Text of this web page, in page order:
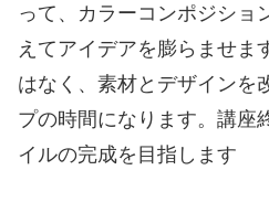
って、カラーコンポジショ
えてアイデアを膨らませま
はなく、素材とデザインを
プの時間になります。講座
イルの完成を目指します